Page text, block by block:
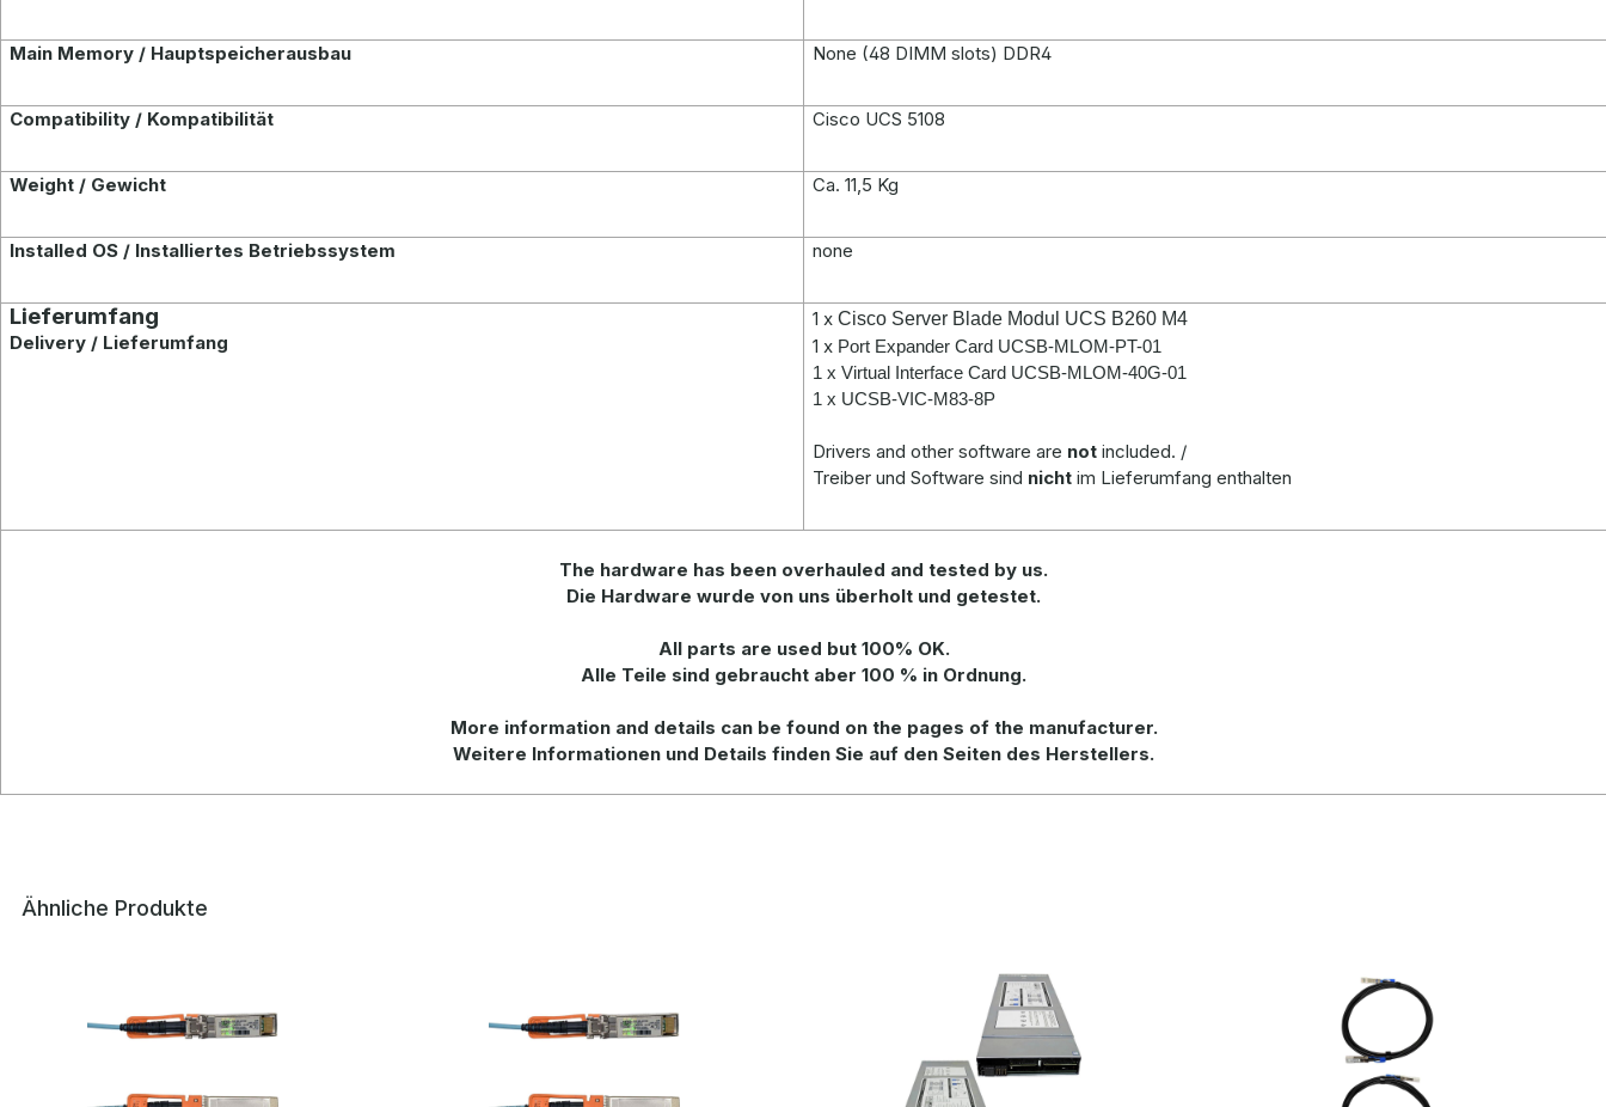
Main Memory / Hauptspeicherausbau None (48 DIMM slots) DDR4
Compatibility / Kompatibilität Cisco UCS 5108
Weight / Gewicht Ca. 11,5 Kg
Installed OS / Installiertes Betriebssystem none
Lieferumfang
Delivery / Lieferumfang
1 xCisco Server Blade Modul UCS B260 M4
1 x Port Expander Card UCSB-MLOM-PT-01
1 xVirtual Interface Card UCSB-MLOM-40G-01
1 x UCSB-VIC-M83-8P
Drivers and other software are not included. /
Treiber und Software sind nicht im Lieferumfang enthalten
The hardware has been overhauled and tested by us.
Die Hardware wurde von uns überholt und getestet.
All parts are used but 100% OK.
Alle Teile sind gebraucht aber 100 % in Ordnung.
More information and details can be found on the pages of the manufacturer.
Weitere Informationen und Details finden Sie auf den Seiten des Herstellers.
Ähnliche Produkte